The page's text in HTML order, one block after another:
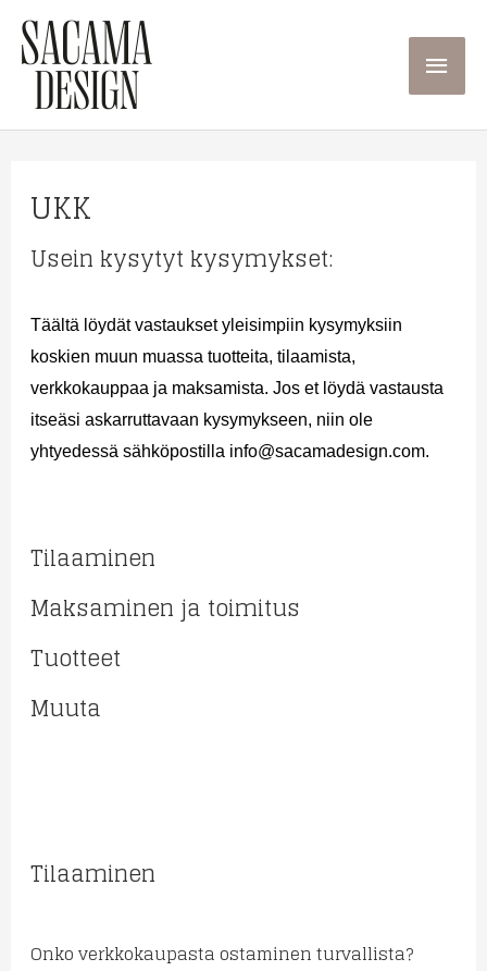
Siirry
sisältöön
UKK
Usein kysytyt kysymykset:
Täältä löydät vastaukset yleisimpiin kysymyksiin
koskien muun muassa tuotteita, tilaamista,
verkkokauppaa ja maksamista. Jos et löydä vastausta
itseäsi askarruttavaan kysymykseen, niin ole
yhtyedessä sähköpostilla info@sacamadesign.com.
Tilaaminen
Maksaminen ja toimitus
Tuotteet
Muuta
Tilaaminen
Onko verkkokaupasta ostaminen turvallista?